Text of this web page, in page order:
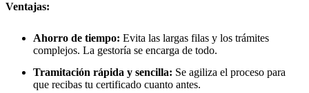
Ventajas:
Ahorro de tiempo: Evita las largas filas y los trámites
complejos. La gestoría se encarga de todo.
Tramitación rápida y sencilla: Se agiliza el proceso para
que recibas tu certificado cuanto antes.